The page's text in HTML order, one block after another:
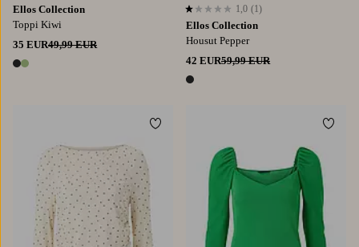
Ellos Collection
Toppi Kiwi
35 EUR49,99 EUR
2 värejä
Ellos Collection
Housut Pepper
42 EUR59,99 EUR
1 väri
1,0 perustuen 1 arvosanaan
1,0 (1)
Lisää suosikkeihin
L XL LXL